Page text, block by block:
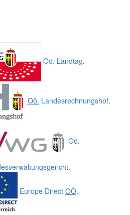
Oö. Landtag.
Oö. Landesrechnungshof.
Oö.
.
Europe Direct OÖ.